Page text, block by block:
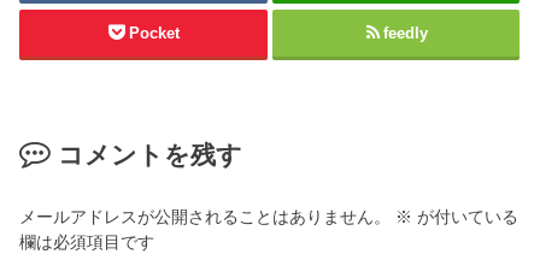
Pocket feedly
コメントを残す
メールアドレスが公開されることはありません。 ※ が付いている
欄は必須項目です